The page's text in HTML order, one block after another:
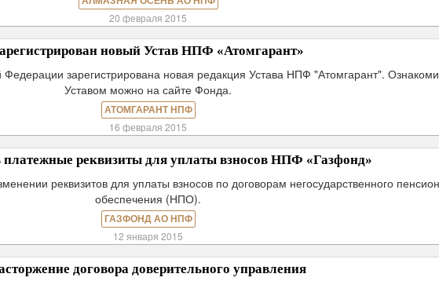
20 февраля 2015
новый Устав НПФ «Атомгарант»
зарегистрирована новая редакция Устава НПФ "Атомгарант".
Уставом можно на сайте Фонда.
АТОМГАРАНТ НПФ
16 февраля 2015
реквизиты для уплаты взносов НПФ «Газфонд»
реквизитов для уплаты взносов по договорам негосударственного
обеспечения (НПО).
ГАЗФОНД АО НПФ
12 января 2015
договора доверительного управления